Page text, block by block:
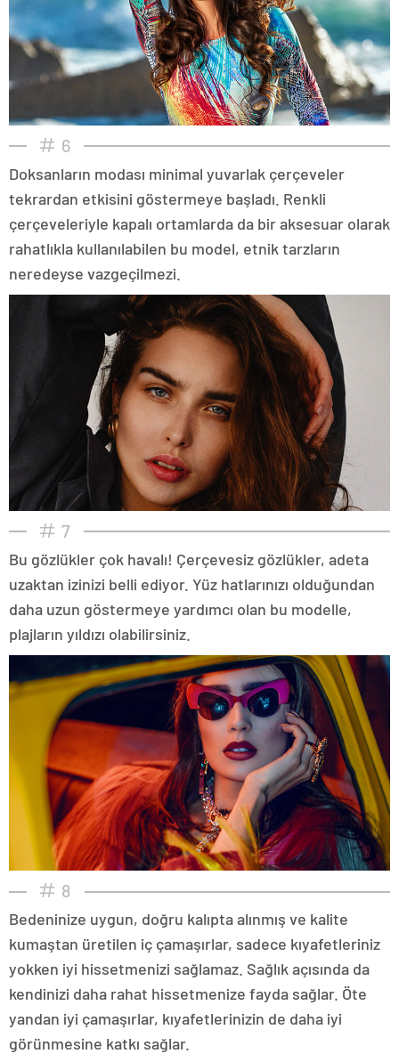
6
Doksanların modası minimal yuvarlak çerçeveler
tekrardan etkisini göstermeye başladı. Renkli
çerçeveleriyle kapalı ortamlarda da bir aksesuar olarak
rahatlıkla kullanılabilen bu model, etnik tarzların
neredeyse vazgeçilmezi.
7
Bu gözlükler çok havalı! Çerçevesiz gözlükler, adeta
uzaktan izinizi belli ediyor. Yüz hatlarınızı olduğundan
daha uzun göstermeye yardımcı olan bu modelle,
plajların yıldızı olabilirsiniz.
8
Bedeninize uygun, doğru kalıpta alınmış ve kalite
kumaştan üretilen iç çamaşırlar, sadece kıyafetleriniz
yokken iyi hissetmenizi sağlamaz. Sağlık açısında da
kendinizi daha rahat hissetmenize fayda sağlar. Öte
yandan iyi çamaşırlar, kıyafetlerinizin de daha iyi
görünmesine katkı sağlar.